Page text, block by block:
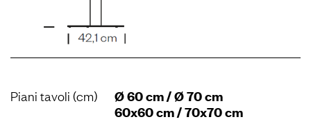
Piani tavoli (cm)
Ø 60 cm / Ø 70 cm
60x60 cm / 70x70 cm